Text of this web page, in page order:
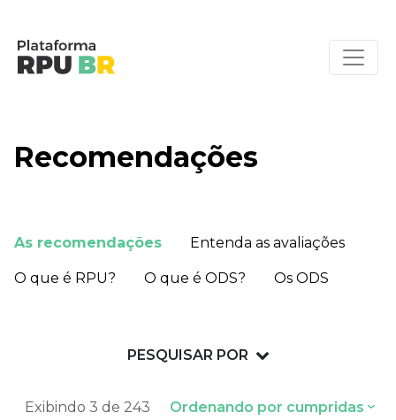
Recomendações
As recomendações Entenda as avaliações
O que é RPU? O que é ODS? Os ODS
PESQUISAR POR
Exibindo 3 de 243
Ordenando por cumpridas